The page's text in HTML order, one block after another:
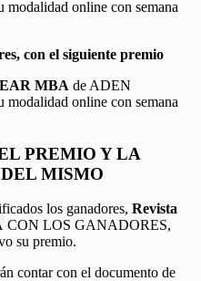
modalidad online con semana
con el siguiente premio
MBA de ADEN
modalidad online con semana
PREMIO Y LA
MISMO
los ganadores, Revista
CON LOS GANADORES,
su premio.
contar con el documento de